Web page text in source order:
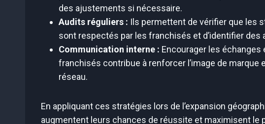
des ajustements si nécessaire.
Audits réguliers : Ils permettent de vérifier que les
sont respectés par les franchisés et d’identifier des
Communication interne : Encourager les échanges
franchisés contribue à renforcer l’image de marque
réseau.
En appliquant ces stratégies lors de l’expansion
augmentent leurs chances de réussite et maximisent le